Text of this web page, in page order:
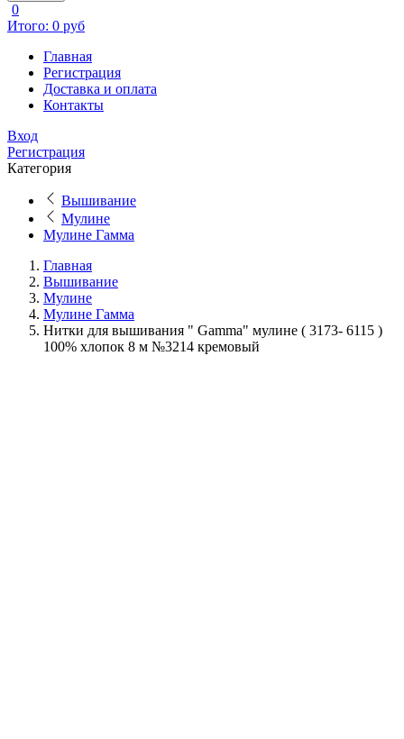
0
Итого: 0 руб
Главная
Регистрация
Доставка и оплата
Контакты
Вход
Регистрация
Категория
Вышивание
Мулине
Мулине Гамма
Главная
Вышивание
Мулине
Мулине Гамма
Нитки для вышивания " Gamma" мулине ( 3173- 6115 )
100% хлопок 8 м №3214 кремовый